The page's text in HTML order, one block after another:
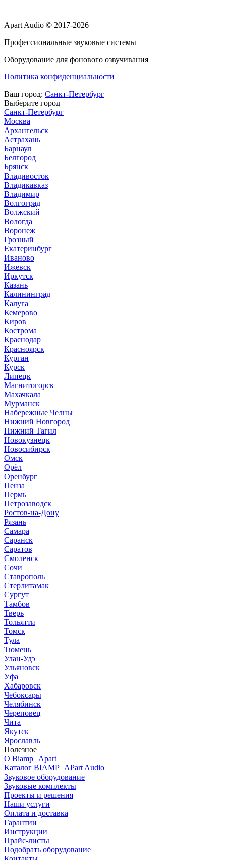
Apart Audio © 2017-2026
Профессиональные звуковые системы
Оборудование для фонового озвучивания
Политика конфиденциальности
Ваш город: Санкт-Петербург
Выберите город
Санкт-Петербург
Москва
Архангельск
Астрахань
Барнаул
Белгород
Брянск
Владивосток
Владикавказ
Владимир
Волгоград
Волжский
Вологда
Воронеж
Грозный
Екатеринбург
Иваново
Ижевск
Иркутск
Казань
Калининград
Калуга
Кемерово
Киров
Кострома
Краснодар
Красноярск
Курган
Курск
Липецк
Магнитогорск
Махачкала
Мурманск
Набережные Челны
Нижний Новгород
Нижний Тагил
Новокузнецк
Новосибирск
Омск
Орёл
Оренбург
Пенза
Пермь
Петрозаводск
Ростов-на-Дону
Рязань
Самара
Саранск
Саратов
Смоленск
Сочи
Ставрополь
Стерлитамак
Сургут
Тамбов
Тверь
Тольятти
Томск
Тула
Тюмень
Улан-Удэ
Ульяновск
Уфа
Хабаровск
Чебоксары
Челябинск
Череповец
Чита
Якутск
Ярославль
Полезное
О Biamp | Apart
Каталог BIAMP | APart Audio
Звуковое оборудование
Звуковые комплекты
Проекты и решения
Наши услуги
Оплата и доставка
Гарантии
Инструкции
Прайс-листы
Подобрать оборудование